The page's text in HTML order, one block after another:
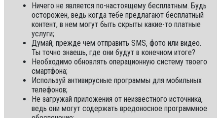
Ничего не является по-настоящему бесплатным. Будь
осторожен, ведь когда тебе предлагают бесплатный
контент, в нем могут быть скрыты какие-то платные
услуги;
Думай, прежде чем отправить SMS, фото или видео.
Ты точно знаешь, где они будут в конечном итоге?
Необходимо обновлять операционную систему твоего
смартфона;
Используй антивирусные программы для мобильных
телефонов;
Не загружай приложения от неизвестного источника,
ведь они могут содержать вредоносное программное